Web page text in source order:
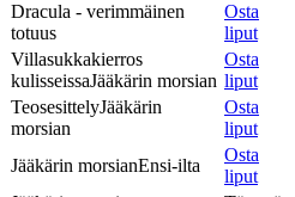
Dracula - verimmäinen
totuus
Osta
liput
Villasukkakierros
kulisseissaJääkärin morsian
Osta
liput
TeosesittelyJääkärin
morsian
Osta
liput
Jääkärin morsianEnsi-ilta
Osta
liput